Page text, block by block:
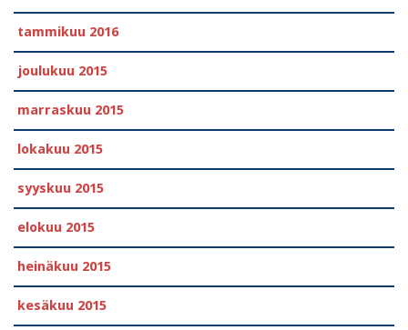
tammikuu 2016
joulukuu 2015
marraskuu 2015
lokakuu 2015
syyskuu 2015
elokuu 2015
heinäkuu 2015
kesäkuu 2015